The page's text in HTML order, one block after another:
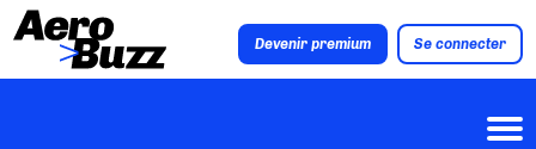
Devenir premium Se connecter